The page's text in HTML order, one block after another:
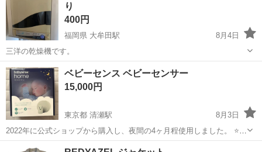
り
400円
福岡県 大牟田駅
8月4日
三洋の乾燥機です。
福岡 大牟田市 生活家電 DRY
ベビーセンス ベビーセンサー
15,000円
東京都 清瀬駅
8月3日
2022年に公式ショップから購入し、夜間の4ヶ月程使用しました。 ⭐️丸
いセンサー二つ付属しているのですが、一枚導線が切れてしまい、1つ